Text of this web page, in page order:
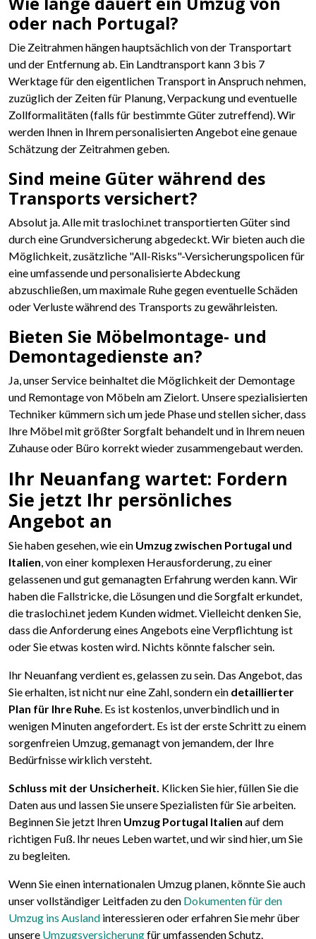
oder nach Portugal?
Die Zeitrahmen hängen hauptsächlich von der Transportart
und der Entfernung ab. Ein Landtransport kann 3 bis 7
Werktage für den eigentlichen Transport in Anspruch nehmen,
zuzüglich der Zeiten für Planung, Verpackung und eventuelle
Zollformalitäten (falls für bestimmte Güter zutreffend). Wir
werden Ihnen in Ihrem personalisierten Angebot eine genaue
Schätzung der Zeitrahmen geben.
Sind meine Güter während des
Transports versichert?
Absolut ja. Alle mit traslochi.net transportierten Güter sind
durch eine Grundversicherung abgedeckt. Wir bieten auch die
Möglichkeit, zusätzliche "All-Risks"-Versicherungspolicen für
eine umfassende und personalisierte Abdeckung
abzuschließen, um maximale Ruhe gegen eventuelle Schäden
oder Verluste während des Transports zu gewährleisten.
Bieten Sie Möbelmontage- und
Demontagedienste an?
Ja, unser Service beinhaltet die Möglichkeit der Demontage
und Remontage von Möbeln am Zielort. Unsere spezialisierten
Techniker kümmern sich um jede Phase und stellen sicher, dass
Ihre Möbel mit größter Sorgfalt behandelt und in Ihrem neuen
Zuhause oder Büro korrekt wieder zusammengebaut werden.
Ihr Neuanfang wartet: Fordern
Sie jetzt Ihr persönliches
Angebot an
Sie haben gesehen, wie ein Umzug zwischen Portugal und
Italien, von einer komplexen Herausforderung, zu einer
gelassenen und gut gemanagten Erfahrung werden kann. Wir
haben die Fallstricke, die Lösungen und die Sorgfalt erkundet,
die traslochi.net jedem Kunden widmet. Vielleicht denken Sie,
dass die Anforderung eines Angebots eine Verpflichtung ist
oder Sie etwas kosten wird. Nichts könnte falscher sein.
Ihr Neuanfang verdient es, gelassen zu sein. Das Angebot, das
Sie erhalten, ist nicht nur eine Zahl, sondern ein detaillierter
Plan für Ihre Ruhe. Es ist kostenlos, unverbindlich und in
wenigen Minuten angefordert. Es ist der erste Schritt zu einem
sorgenfreien Umzug, gemanagt von jemandem, der Ihre
Bedürfnisse wirklich versteht.
Schluss mit der Unsicherheit. Klicken Sie hier, füllen Sie die
Daten aus und lassen Sie unsere Spezialisten für Sie arbeiten.
Beginnen Sie jetzt Ihren Umzug Portugal Italien auf dem
richtigen Fuß. Ihr neues Leben wartet, und wir sind hier, um Sie
zu begleiten.
Wenn Sie einen internationalen Umzug planen, könnte Sie auch
unser vollständiger Leitfaden zu den Dokumenten für den
Umzug ins Ausland interessieren oder erfahren Sie mehr über
unsere Umzugsversicherungfür umfassenden Schutz.